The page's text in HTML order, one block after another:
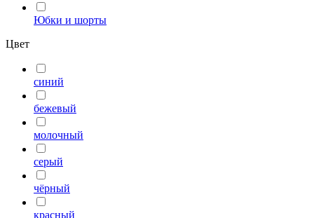
Юбки и шорты
Цвет
синий
бежевый
молочный
серый
чёрный
красный